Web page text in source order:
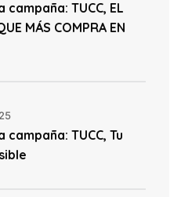
campaña: TUCC, EL
MÁS COMPRA EN
campaña: TUCC, Tu